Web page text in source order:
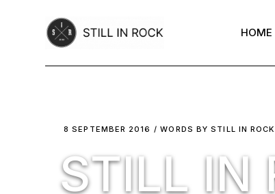
HOME
8 SEPTEMBER 2016 WORDS BYSTILL IN ROCK
STILL IN